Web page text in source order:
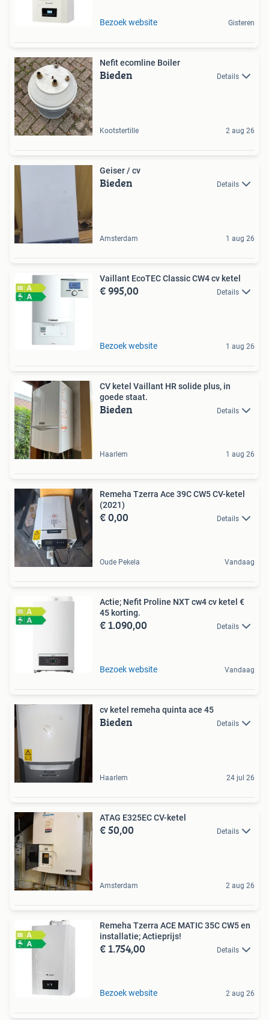
Bezoek website Gisteren
Nefit ecomline Boiler
Bieden Details
Kootstertille 2 aug 26
Geiser / cv
Bieden Details
Amsterdam 1 aug 26
Vaillant EcoTEC Classic CW4 cv ketel
€ 995,00 Details
Bezoek website 1 aug 26
CV ketel Vaillant HR solide plus, in
goede staat.
Bieden Details
Haarlem 1 aug 26
Remeha Tzerra Ace 39C CW5 CV-ketel
(2021)
€ 0,00 Details
Oude Pekela Vandaag
Actie; Nefit Proline NXT cw4 cv ketel €
45 korting.
€ 1.090,00 Details
Bezoek website Vandaag
cv ketel remeha quinta ace 45
Bieden Details
Haarlem 24 jul 26
ATAG E325EC CV-ketel
€ 50,00 Details
Amsterdam 2 aug 26
Remeha Tzerra ACE MATIC 35C CW5 en
installatie; Actieprijs!
€ 1.754,00 Details
Bezoek website 2 aug 26